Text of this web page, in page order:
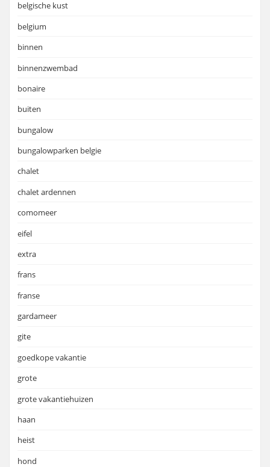
belgische kust
belgium
binnen
binnenzwembad
bonaire
buiten
bungalow
bungalowparken belgie
chalet
chalet ardennen
comomeer
eifel
extra
frans
franse
gardameer
gite
goedkope vakantie
grote
grote vakantiehuizen
haan
heist
hond